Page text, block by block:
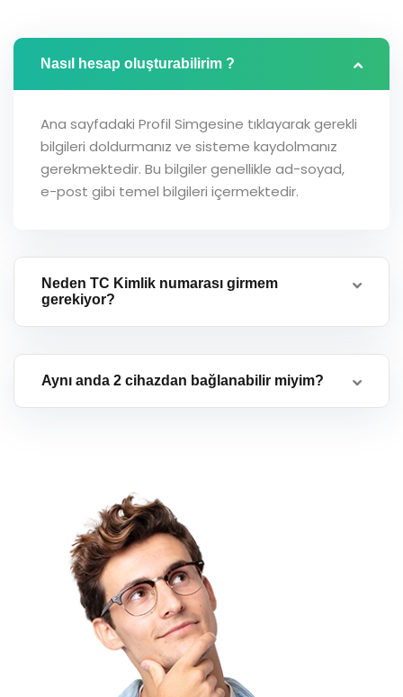
Nasıl hesap oluşturabilirim ?
Ana sayfadaki Profil Simgesine tıklayarak gerekli
bilgileri doldurmanız ve sisteme kaydolmanız
gerekmektedir. Bu bilgiler genellikle ad-soyad,
e-post gibi temel bilgileri içermektedir.
Neden TC Kimlik numarası girmem
gerekiyor?
Aynı anda 2 cihazdan bağlanabilir miyim?